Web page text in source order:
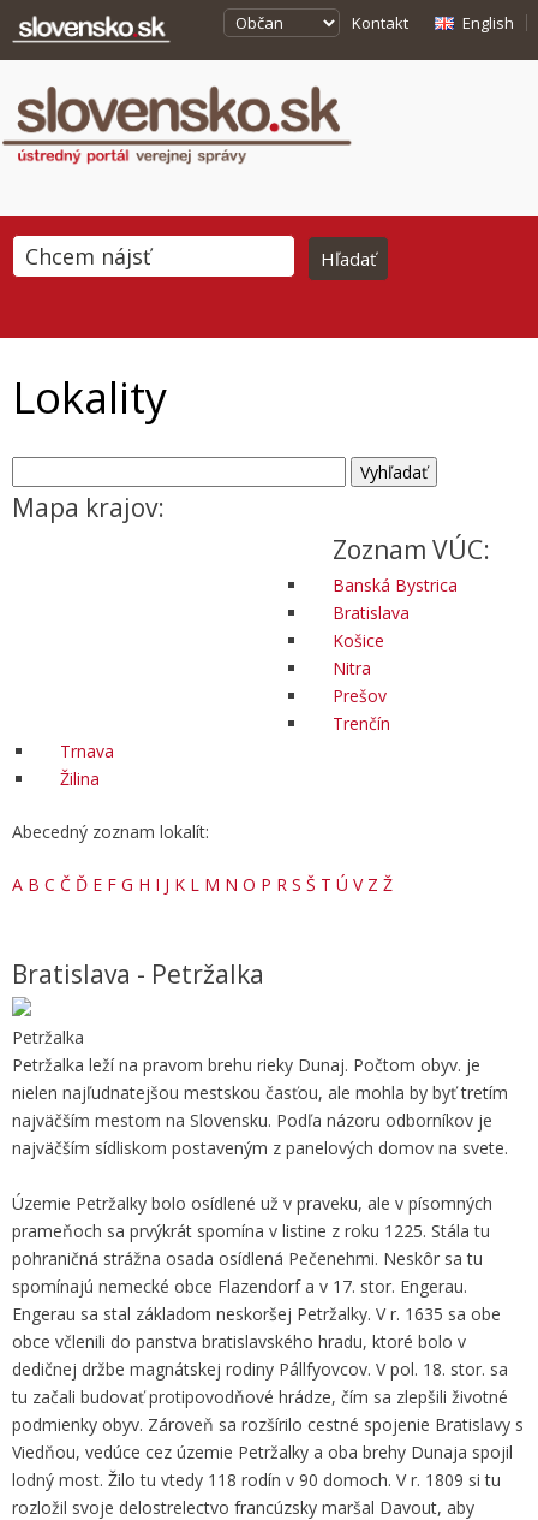
Kontakt English
Lokality
Mapa krajov:
Zoznam VÚC:
Banská Bystrica
Bratislava
Košice
Nitra
Prešov
Trenčín
Trnava
Žilina
Abecedný zoznam lokalít:
A B C Č Ď E F G H I J K L M N O P R S Š T Ú V Z Ž
Bratislava - Petržalka
Petržalka
Petržalka leží na pravom brehu rieky Dunaj. Počtom obyv. je
nielen najľudnatejšou mestskou časťou, ale mohla by byť tretím
najväčším mestom na Slovensku. Podľa názoru odborníkov je
najväčším sídliskom postaveným z panelových domov na svete.
Územie Petržalky bolo osídlené už v praveku, ale v písomných
prameňoch sa prvýkrát spomína v listine z roku 1225. Stála tu
pohraničná strážna osada osídlená Pečenehmi. Neskôr sa tu
spomínajú nemecké obce Flazendorf a v 17. stor. Engerau.
Engerau sa stal základom neskoršej Petržalky. V r. 1635 sa obe
obce včlenili do panstva bratislavského hradu, ktoré bolo v
dedičnej držbe magnátskej rodiny Pállfyovcov. V pol. 18. stor. sa
tu začali budovať protipovodňové hrádze, čím sa zlepšili životné
podmienky obyv. Zároveň sa rozšírilo cestné spojenie Bratislavy s
Viedňou, vedúce cez územie Petržalky a oba brehy Dunaja spojil
lodný most. Žilo tu vtedy 118 rodín v 90 domoch. V r. 1809 si tu
rozložil svoje delostrelectvo francúzsky maršal Davout, aby